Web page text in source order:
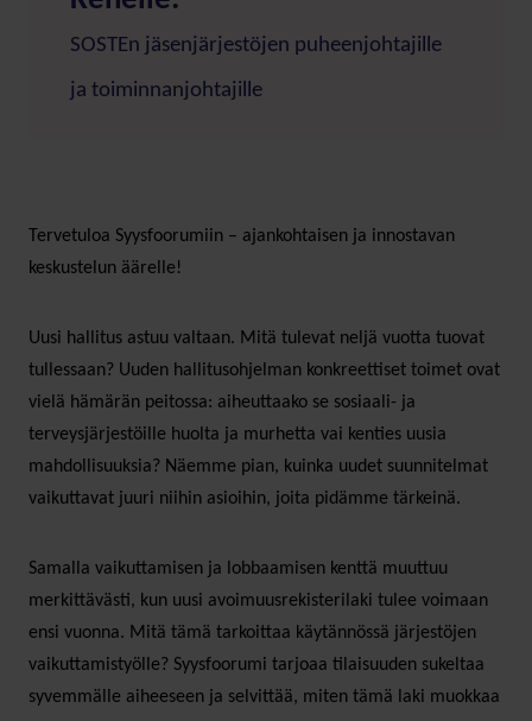
SOSTEn jäsenjärjestöjen puheenjohtajille
ja toiminnanjohtajille
Tervetuloa Syysfoorumiin – ajankohtaisen ja innostavan
keskustelun äärelle!
Uusi hallitus astuu valtaan. Mitä tulevat neljä vuotta tuovat
tullessaan? Uuden hallitusohjelman konkreettiset toimet ovat
vielä hämärän peitossa: aiheuttaako se sosiaali- ja
terveysjärjestöille huolta ja murhetta vai kenties uusia
mahdollisuuksia? Näemme pian, kuinka uudet suunnitelmat
vaikuttavat juuri niihin asioihin, joita pidämme tärkeinä.
Samalla vaikuttamisen ja lobbaamisen kenttä muuttuu
merkittävästi, kun uusi avoimuusrekisterilaki tulee voimaan
ensi vuonna. Mitä tämä tarkoittaa käytännössä järjestöjen
vaikuttamistyölle? Syysfoorumi tarjoaa tilaisuuden sukeltaa
syvemmälle aiheeseen ja selvittää, miten tämä laki muokkaa